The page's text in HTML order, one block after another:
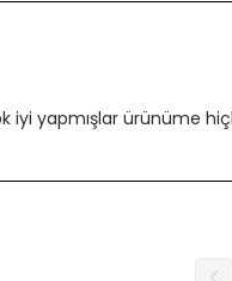
iyi yapmışlar ürünüme